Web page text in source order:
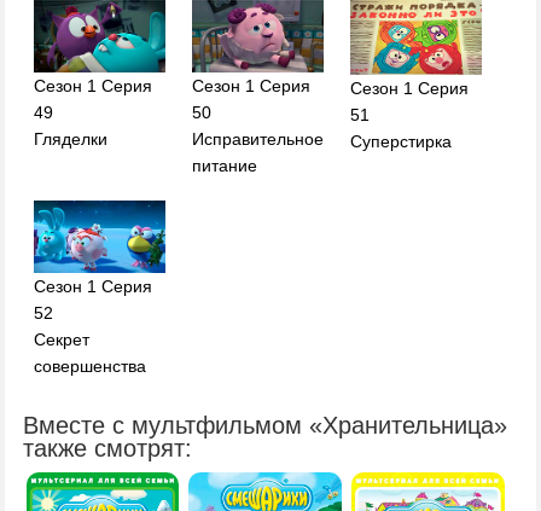
Сезон 1 Серия
49
Гляделки
Сезон 1 Серия
50
Исправительное
питание
Сезон 1 Серия
51
Суперстирка
Сезон 1 Серия
52
Секрет
совершенства
Вместе с мультфильмом «Хранительница»
также смотрят: